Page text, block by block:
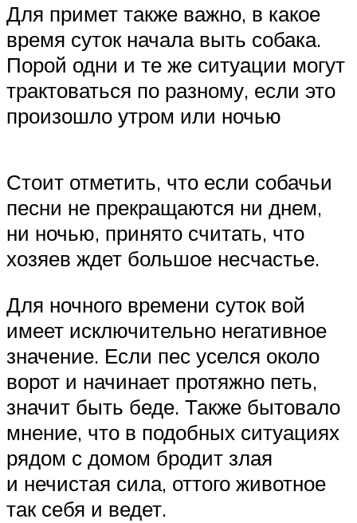
Для примет также важно, в какое
время суток начала выть собака.
Порой одни и те же ситуации могут
трактоваться по разному, если это
произошло утром или ночью
Стоит отметить, что если собачьи
песни не прекращаются ни днем,
ни ночью, принято считать, что
хозяев ждет большое несчастье.
Для ночного времени суток вой
имеет исключительно негативное
значение. Если пес уселся около
ворот и начинает протяжно петь,
значит быть беде. Также бытовало
мнение, что в подобных ситуациях
рядом с домом бродит злая
и нечистая сила, оттого животное
так себя и ведет.